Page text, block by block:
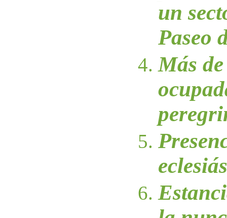
un
Paseo
Más